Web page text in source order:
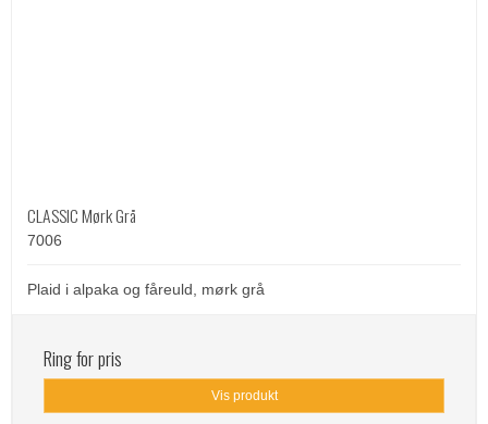
CLASSIC Mørk Grå
7006
Plaid i alpaka og fåreuld, mørk grå
Ring for pris
Vis produkt